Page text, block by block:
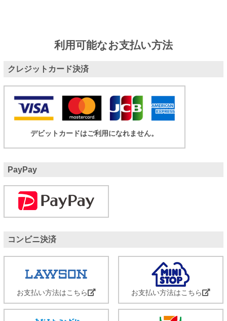
利用可能なお支払い方法
クレジットカード決済
デビットカードはご利用になれません。
PayPay
コンビニ決済
お支払い方法はこちら お支払い方法はこちら